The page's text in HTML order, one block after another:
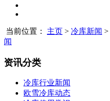
当前位置： 主页 > 冷库新闻 >
闻
资讯分类
冷库行业新闻
欧雪冷库动态